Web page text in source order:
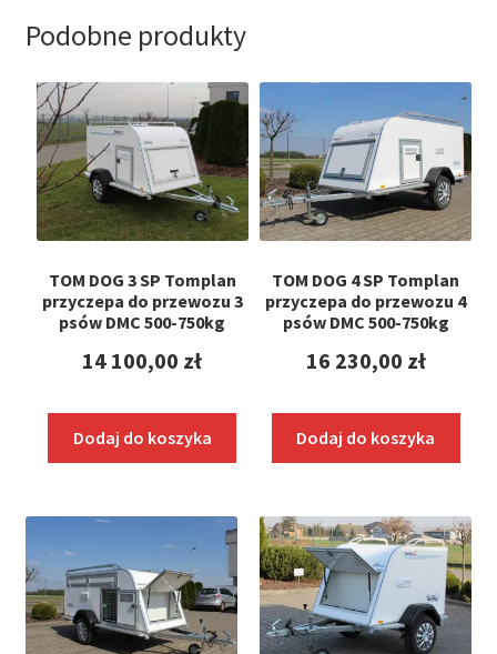
Podobne produkty
TOM DOG 3 SP Tomplan
przyczepa do przewozu 3
psów DMC 500-750kg
14 100,00 zł
Dodaj do koszyka
TOM DOG 4 SP Tomplan
przyczepa do przewozu 4
psów DMC 500-750kg
16 230,00 zł
Dodaj do koszyka